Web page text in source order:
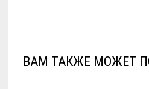
ВАМ ТАКЖЕ МОЖЕТ